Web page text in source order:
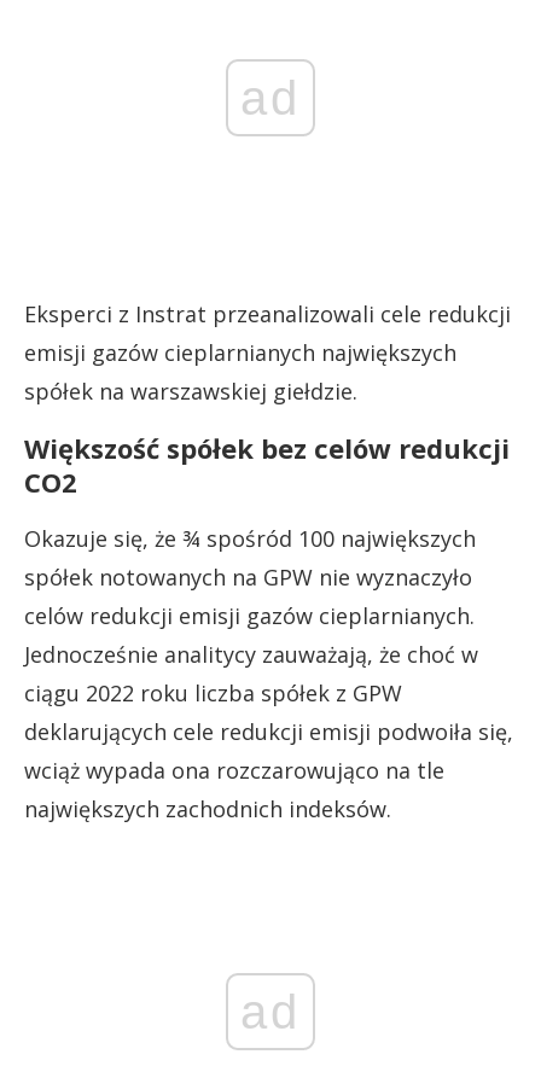
ad
Eksperci z Instrat przeanalizowali cele redukcji
emisji gazów cieplarnianych największych
spółek na warszawskiej giełdzie.
Większość spółek bez celów redukcji
CO2
Okazuje się, że ¾ spośród 100 największych
spółek notowanych na GPW nie wyznaczyło
celów redukcji emisji gazów cieplarnianych.
Jednocześnie analitycy zauważają, że choć w
ciągu 2022 roku liczba spółek z GPW
deklarujących cele redukcji emisji podwoiła się,
wciąż wypada ona rozczarowująco na tle
największych zachodnich indeksów.
ad